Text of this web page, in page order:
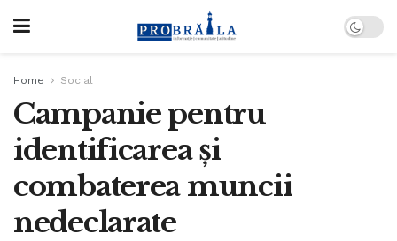
Home Social
Campanie pentru
identificarea și
combaterea muncii
nedeclarate